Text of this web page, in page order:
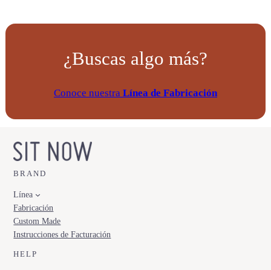
¿Buscas algo más?
Conoce nuestra Línea de Fabricación
BRAND
Línea
Fabricación
Custom Made
Instrucciones de Facturación
HELP